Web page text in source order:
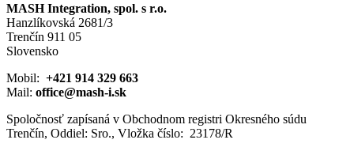
MASH Integration, spol. s r.o.
Hanzlíkovská 2681/3
Trenčín 911 05
Slovensko
Mobil: +421 914 329 663
Mail: office@mash-i.sk
Spoločnosť zapísaná v Obchodnom registri Okresného súdu
Trenčín, Oddiel: Sro., Vložka číslo: 23178/R